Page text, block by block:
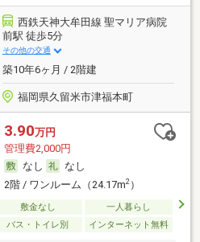
西鉄天神大牟田線 聖マリア病院
前駅 徒歩5分
その他の交通
築10年6ヶ月 / 2階建
福岡県久留米市津福本町
3.90万円
管理費2,000円
なし
なし
2階 / ワンルーム（24.17m2）
敷金なし
一人暮らし
バス・トイレ別 インターネット無料